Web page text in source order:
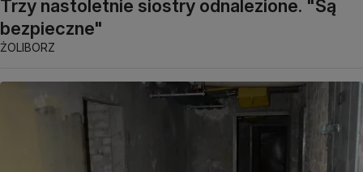
Trzy nastoletnie siostry odnalezione. "Są
bezpieczne"
ŻOLIBORZ